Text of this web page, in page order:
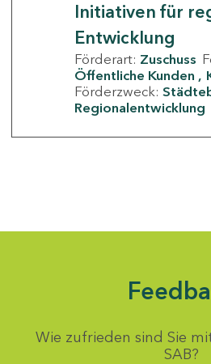
Initiativen für
Entwicklung
Förderart: Zuschuss
Öffentliche Kunden
Förderzweck:
Regionalentwicklung
Wie zufrieden sind Sie
SAB?